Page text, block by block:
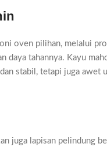
oven pilihan, melalui
tahannya. Kayu
stabil, tetapi juga awet
juga lapisan pelindung